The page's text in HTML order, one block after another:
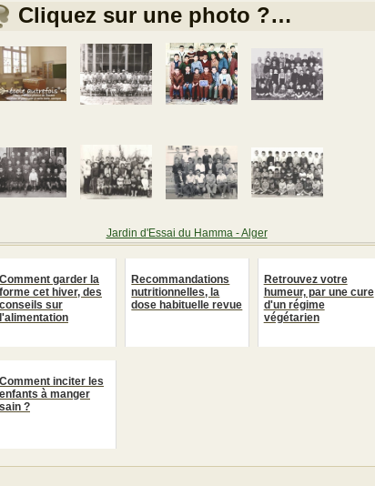
Cliquez sur une photo ?…
Jardin d'Essai du Hamma - Alger
Comment garder la
forme cet hiver, des
conseils sur
l'alimentation
Recommandations
nutritionnelles, la
dose habituelle revue
Retrouvez votre
humeur, par une cure
d'un régime
végétarien
Comment inciter les
enfants à manger
sain ?